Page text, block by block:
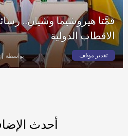
قمَّتا هيروشيما وشيان..
الاقطاب الدولية
تقدير موقف بواسطة
أحدث